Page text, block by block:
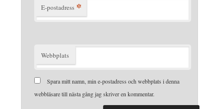
E-postadress *
Webbplats
Spara mitt namn, min e-postadress och webbplats i denna
webbläsare till nästa gång jag skriver en kommentar.